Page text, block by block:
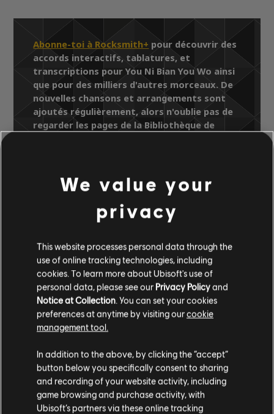
Abonne-toi à Rocksmith+ pour découvrir des
accords interactifs, tablatures, et
transcriptions pour You Ni Bian You Wo ainsi
que pour des milliers d'autres morceaux. De
nouvelles chansons et arrangements sont
ajoutés régulièrement, alors n'oublie pas de
regarder les pages de la Bibliothèque de
Bibliothèque de chansons
Artistes (A à Z)
Ekin Cheng
ARRANGEMENTS
VÉRIFIÉS
Instrument / Type d'arr. Vérifié Créateur
Arrangement accords
We value your
privacy
This website processes personal data through the
use of online tracking technologies, including
cookies. To learn more about Ubisoft's use of
personal data, please see our Privacy Policyand
Notice at Collection . You can set your cookies
preferences at anytime by visiting ourcookie
management tool.
In addition to the above, by clicking the “accept”
button below you specifically consent to sharing
and recording of your website activity, including
game browsing and purchase activity, with
Ubisoft’s partners via these online tracking